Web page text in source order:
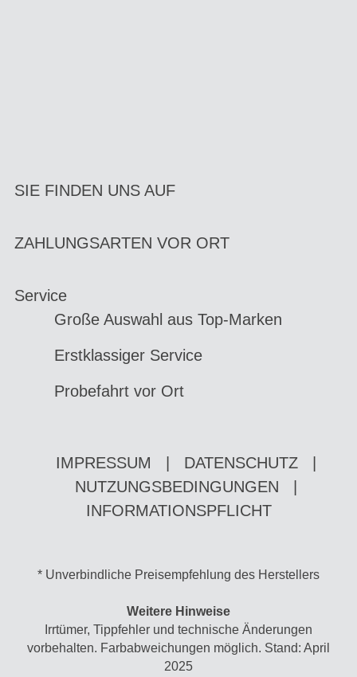
SIE FINDEN UNS AUF
ZAHLUNGSARTEN VOR ORT
Service
Große Auswahl aus Top-Marken
Erstklassiger Service
Probefahrt vor Ort
IMPRESSUM DATENSCHUTZ
NUTZUNGSBEDINGUNGEN
INFORMATIONSPFLICHT
* Unverbindliche Preisempfehlung des Herstellers
Weitere Hinweise
Irrtümer, Tippfehler und technische Änderungen
vorbehalten. Farbabweichungen möglich. Stand: April
2025